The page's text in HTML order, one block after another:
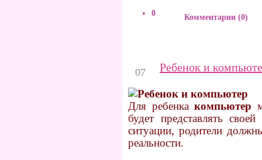
0 Комментарии (0)
07 Ребенок и
Для ребенкакомпьютер
будет представлять
ситуации, родители
реальности.